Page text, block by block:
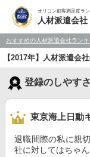
オリコン顧客満足度ラ
人材派遣会社
おすすめの人材派遣会社ラン
【2017年】人材派遣会
登録のしやす
東京海上日動
退職間際の私に親
社に対してはちゃ